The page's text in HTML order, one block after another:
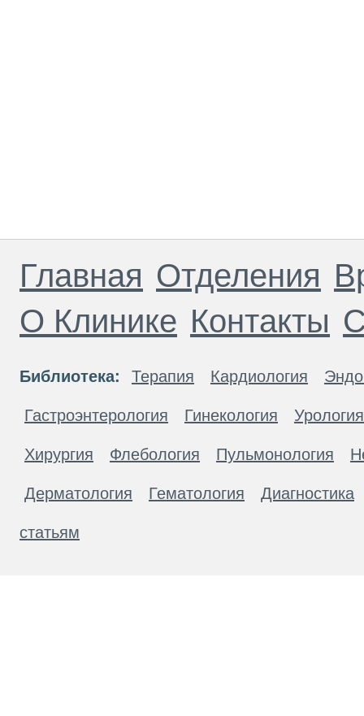
Главная Отделения
О Клинике Контакты
Библиотека: Терапия Кардиология
Гастроэнтерология Гинекология Урология
Хирургия Флебология Пульмонология
Дерматология Гематология Диагностика
статьям